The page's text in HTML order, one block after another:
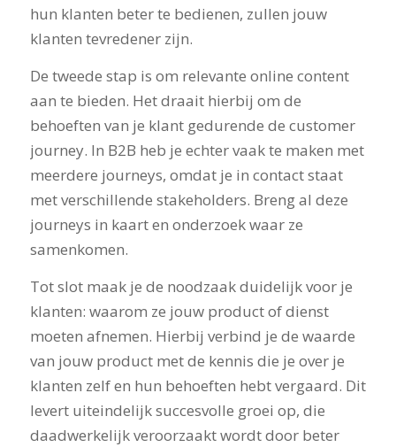
hun klanten beter te bedienen, zullen jouw
klanten tevredener zijn.
De tweede stap is om relevante online content
aan te bieden. Het draait hierbij om de
behoeften van je klant gedurende de customer
journey. In B2B heb je echter vaak te maken met
meerdere journeys, omdat je in contact staat
met verschillende stakeholders. Breng al deze
journeys in kaart en onderzoek waar ze
samenkomen.
Tot slot maak je de noodzaak duidelijk voor je
klanten: waarom ze jouw product of dienst
moeten afnemen. Hierbij verbind je de waarde
van jouw product met de kennis die je over je
klanten zelf en hun behoeften hebt vergaard. Dit
levert uiteindelijk succesvolle groei op, die
daadwerkelijk veroorzaakt wordt door beter